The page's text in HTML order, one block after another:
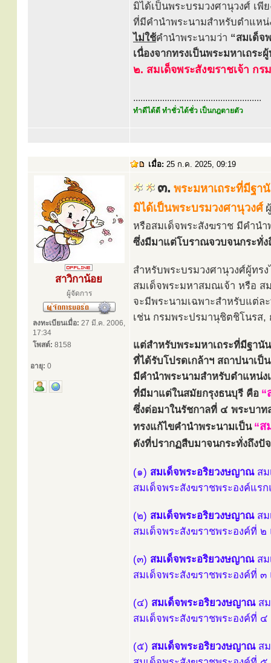
มิได้เป็นพระบรมวงศานุวงศ์ เพี
ที่มีคำนำพระนามสำหรับตำแหน่
ไม่ใช้คำนำพระนามว่า “สมเด็จ
เนื่องจากทรงเป็นพระมหาเถร
๒. สมเด็จพระสังฆราชเจ้า ก
.....................................................
ทำดีได้ดี ทำชั่วได้ชั่ว เป็นกฎตายตัว
เมื่อ: 25 ก.ค. 2025, 09:19
สาวิกาน้อย
ผู้จัดการ
ลงทะเบียนเมื่อ: 27 มี.ค. 2006,
17:34
โพสต์: 8158
อายุ: 0
๓. พระมหาเถระที่มีฐ
มิได้เป็นพระบรมวงศานุวงศ์
หรือสมเด็จพระสังฆราช มีคำนำ
ซึ่งมีมาแต่โบราณจวบจนกระทั่ง
สำหรับพระบรมวงศานุวงศ์ผู้ทร
สมเด็จพระมหาสมณเจ้า หรือ ส
จะมีพระนามเฉพาะสำหรับแต่ล
เช่น กรมพระปรมานุชิตชิโนรส
แต่สำหรับพระมหาเถระที่มีฐา
ที่ได้รับโปรดเกล้าฯ สถาปนาเป็
มีคำนำพระนามสำหรับตำแหน่
ที่มีมาแต่ในสมัยกรุงธนบุรี คือ “
ซึ่งต่อมาในรัชกาลที่ ๔ พระบาท
ทรงแก้ไขคำนำพระนามเป็น “ส
ดังที่ปรากฏสืบมาจนกระทั่งถึง
(๑) สมเด็จพระอริยวงษญาณสม
สมเด็จพระสังฆราชพระองค์แร
(๒) สมเด็จพระอริยวงษญาณสม
สมเด็จพระสังฆราชพระองค์ที่
(๓) สมเด็จพระอริยวงษญาณสม
สมเด็จพระสังฆราชพระองค์ที่
(๔) สมเด็จพระอริยวงษญาณสม
สมเด็จพระสังฆราชพระองค์ที่
(๕) สมเด็จพระอริยวงษญาณสม